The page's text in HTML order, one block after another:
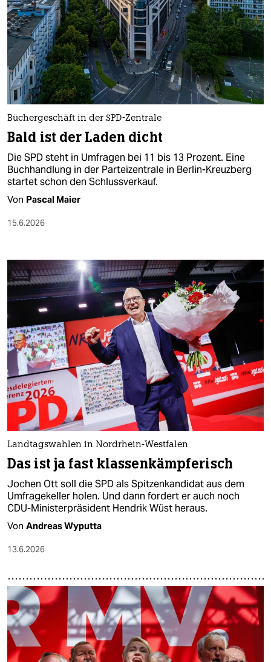
Büchergeschäft in der SPD-Zentrale
Bald ist der Laden dicht
Die SPD steht in Umfragen bei 11 bis 13 Prozent. Eine
Buchhandlung in der Parteizentrale in Berlin-Kreuzberg
startet schon den Schlussverkauf.
Von Pascal Maier
15.6.2026
Landtagswahlen in Nordrhein-Westfalen
Das ist ja fast klassenkämpferisch
Jochen Ott soll die SPD als Spitzenkandidat aus dem
Umfragekeller holen. Und dann fordert er auch noch
CDU-Ministerpräsident Hendrik Wüst heraus.
Von Andreas Wyputta
13.6.2026